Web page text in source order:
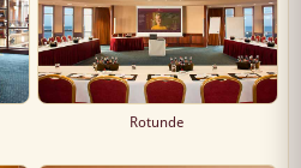
Rotunde